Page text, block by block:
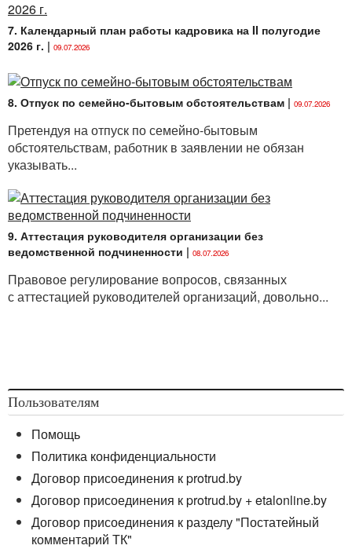
7. Календарный план работы кадровика на II полугодие
2026 г. | 09.07.2026
8. Отпуск по семейно-бытовым обстоятельствам | 09.07.2026
Претендуя на отпуск по семейно-бытовым
обстоятельствам, работник в заявлении не обязан
указывать...
9. Аттестация руководителя организации без
ведомственной подчиненности | 08.07.2026
Правовое регулирование вопросов, связанных
с аттестацией руководителей организаций, довольно...
Пользователям
Помощь
Политика конфиденциальности
Договор присоединения к protrud.by
Договор присоединения к protrud.by + etalonline.by
Договор присоединения к разделу "Постатейный
комментарий ТК"